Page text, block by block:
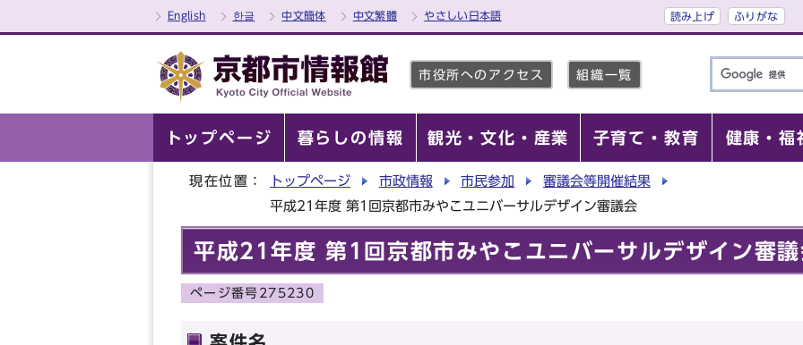
English 한글 中文簡体 中文繁體 やさしい日本語 読み上げ ふりがな
市役所へのアクセス 組織一覧
トップページ 暮らしの情報 観光・文化・産業 子育て・教育 健康・福
現在位置： トップページ 市政情報 市民参加
審議会等開催結果
平成21年度 第1回京都市みやこユニバーサルデザイン審議会
平成21年度 第1回京都市みやこユニバーサルデザイン審
ページ番号275230
案件名